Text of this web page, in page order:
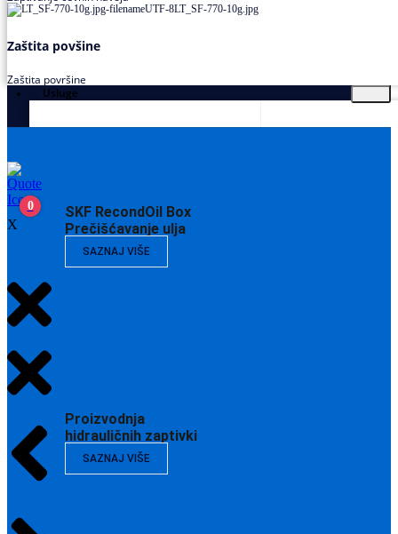
Zaštita povšine
Zaštita površine
Usluge
SKF RecondOil Box
Prečišćavanje ulja
SAZNAJ VIŠE
Proizvodnja
hidrauličnih zaptivki
SAZNAJ VIŠE
0
X